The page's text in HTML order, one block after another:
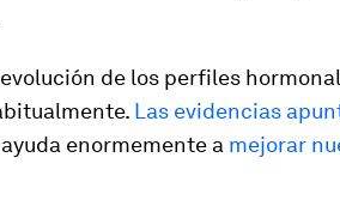
de los perfiles
Las evidencias
enormemente a mejorar